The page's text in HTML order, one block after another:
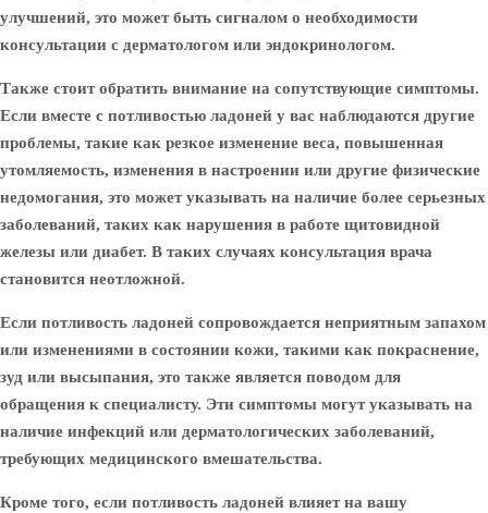
улучшений, это может быть сигналом о необходимости
консультации с дерматологом или эндокринологом.
Также стоит обратить внимание на сопутствующие симптомы.
Если вместе с потливостью ладоней у вас наблюдаются другие
проблемы, такие как резкое изменение веса, повышенная
утомляемость, изменения в настроении или другие физические
недомогания, это может указывать на наличие более серьезных
заболеваний, таких как нарушения в работе щитовидной
железы или диабет. В таких случаях консультация врача
становится неотложной.
Если потливость ладоней сопровождается неприятным запахом
или изменениями в состоянии кожи, такими как покраснение,
зуд или высыпания, это также является поводом для
обращения к специалисту. Эти симптомы могут указывать на
наличие инфекций или дерматологических заболеваний,
требующих медицинского вмешательства.
Кроме того, если потливость ладоней влияет на вашу